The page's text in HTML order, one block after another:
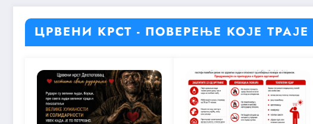
ЦРВЕНИ КРСТ - ПОВЕРЕЊЕ КОЈЕ ТРАЈЕ